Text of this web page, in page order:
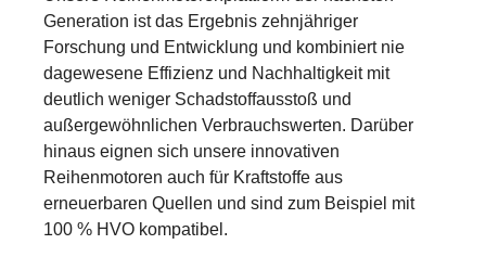
Generation ist das Ergebnis zehnjähriger
Forschung und Entwicklung und kombiniert nie
dagewesene Effizienz und Nachhaltigkeit mit
deutlich weniger Schadstoffausstoß und
außergewöhnlichen Verbrauchswerten. Darüber
hinaus eignen sich unsere innovativen
Reihenmotoren auch für Kraftstoffe aus
erneuerbaren Quellen und sind zum Beispiel mit
100 % HVO kompatibel.